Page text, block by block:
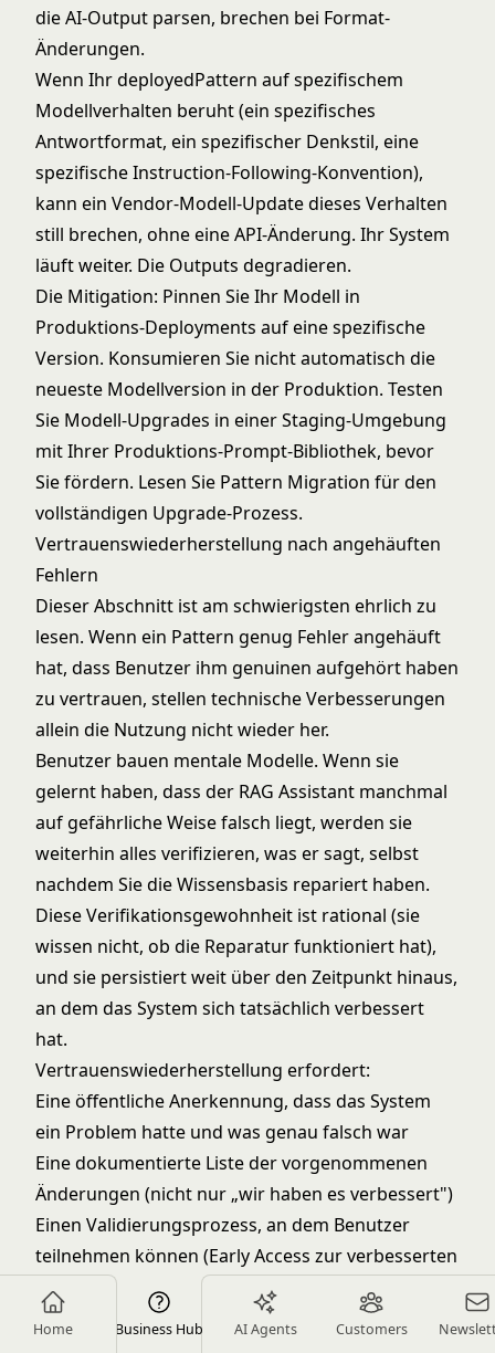
Home Business Hub AI Agents Customers
die AI-Output parsen, brechen bei Format-
Änderungen.
Wenn Ihr deployedPattern auf spezifischem
Modellverhalten beruht (ein spezifisches
Antwortformat, ein spezifischer Denkstil, eine
spezifische Instruction-Following-Konvention),
kann ein Vendor-Modell-Update dieses Verhalten
still brechen, ohne eine API-Änderung. Ihr System
läuft weiter. Die Outputs degradieren.
Die Mitigation: Pinnen Sie Ihr Modell in
Produktions-Deployments auf eine spezifische
Version. Konsumieren Sie nicht automatisch die
neueste Modellversion in der Produktion. Testen
Sie Modell-Upgrades in einer Staging-Umgebung
mit Ihrer Produktions-Prompt-Bibliothek, bevor
Sie fördern. Lesen Sie Pattern Migration für den
vollständigen Upgrade-Prozess.
Vertrauenswiederherstellung nach angehäuften
Fehlern
Dieser Abschnitt ist am schwierigsten ehrlich zu
lesen. Wenn ein Pattern genug Fehler angehäuft
hat, dass Benutzer ihm genuinen aufgehört haben
zu vertrauen, stellen technische Verbesserungen
allein die Nutzung nicht wieder her.
Benutzer bauen mentale Modelle. Wenn sie
gelernt haben, dass der RAG Assistant manchmal
auf gefährliche Weise falsch liegt, werden sie
weiterhin alles verifizieren, was er sagt, selbst
nachdem Sie die Wissensbasis repariert haben.
Diese Verifikationsgewohnheit ist rational (sie
wissen nicht, ob die Reparatur funktioniert hat),
und sie persistiert weit über den Zeitpunkt hinaus,
an dem das System sich tatsächlich verbessert
hat.
Vertrauenswiederherstellung erfordert:
Eine öffentliche Anerkennung, dass das System
ein Problem hatte und was genau falsch war
Eine dokumentierte Liste der vorgenommenen
Änderungen (nicht nur „wir haben es verbessert")
Einen Validierungsprozess, an dem Benutzer
teilnehmen können (Early Access zur verbesserten
Version, Feedback-Mechanismus)
Eine nachgewiesene Genauigkeitsverbesserung,